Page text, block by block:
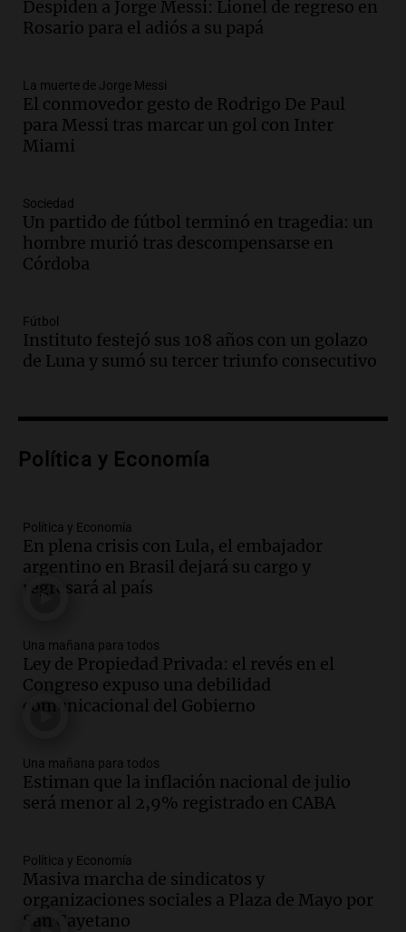
Audio.Messi llegará esta noche a
Rosario para acompañar a su familia
Episodios
Audio.Ley de Propiedad Privada: el revés
en el Congreso expuso una debilidad
comunicacional del Gobierno
Episodios
Audio.Casabindo se prepara para una
celebración única: 30.000 turistas y el
tradicional Toreo de la Vincha
Audio.Borges, abogada de Pourrain:
"Tres hombres se lo llevaron para
hacerle preguntas y nunca regresó"
Episodios
metros del río Suquía y retiraron hasta
Episodios
Audio.La historia de la servilleta que
firmó Jorge Messi para el primer
contrato de Leo con Barcelona
Audio.Joan Gaspart: "Sin Jorge, no sé si
Messi hubiera llegado adonde llegó"
Una mañana para todos
Audio.El orgullo y el sueño argentino de
Jorge Messi en una entrevista con Rony
Vargas en 2007
Audio.El abuelo de Agostina Vega, tras
las nuevas detenciones: "En esa casa
todos tenían algo que ver"
Despiden a Jorge Messi: Lionel de regreso en
Rosario para el adiós a su papá
La muerte de Jorge Messi
El conmovedor gesto de Rodrigo De Paul
para Messi tras marcar un gol con Inter
Miami
Sociedad
Un partido de fútbol terminó en tragedia: un
hombre murió tras descompensarse en
Córdoba
Fútbol
Instituto festejó sus 108 años con un golazo
de Luna y sumó su tercer triunfo consecutivo
Política y Economía
Política y Economía
En plena crisis con Lula, el embajador
argentino en Brasil dejará su cargo y
regresará al país
Una mañana para todos
Ley de Propiedad Privada: el revés en el
Congreso expuso una debilidad
comunicacional del Gobierno
Una mañana para todos
Estiman que la inflación nacional de julio
será menor al 2,9% registrado en CABA
Política y Economía
Masiva marcha de sindicatos y
organizaciones sociales a Plaza de Mayo por
San Cayetano